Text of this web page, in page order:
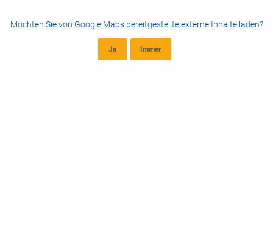
Möchten Sie von Google Mapsbereitgestellte externe Inhalte laden?
Ja Immer